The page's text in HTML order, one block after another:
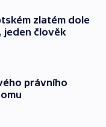
zlatém dole
jeden člověk
právního